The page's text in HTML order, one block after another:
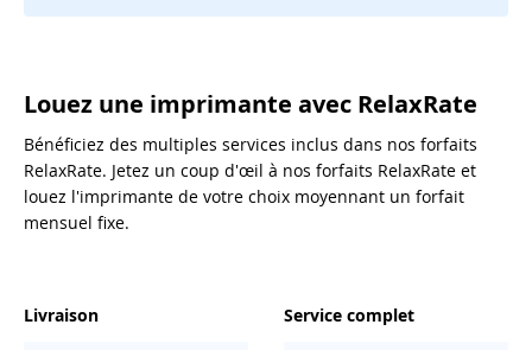
Louez une imprimante avec RelaxRate
Bénéficiez des multiples services inclus dans nos forfaits
RelaxRate. Jetez un coup d'œil à nos forfaits RelaxRate et
louez l'imprimante de votre choix moyennant un forfait
mensuel fixe.
Livraison Service complet